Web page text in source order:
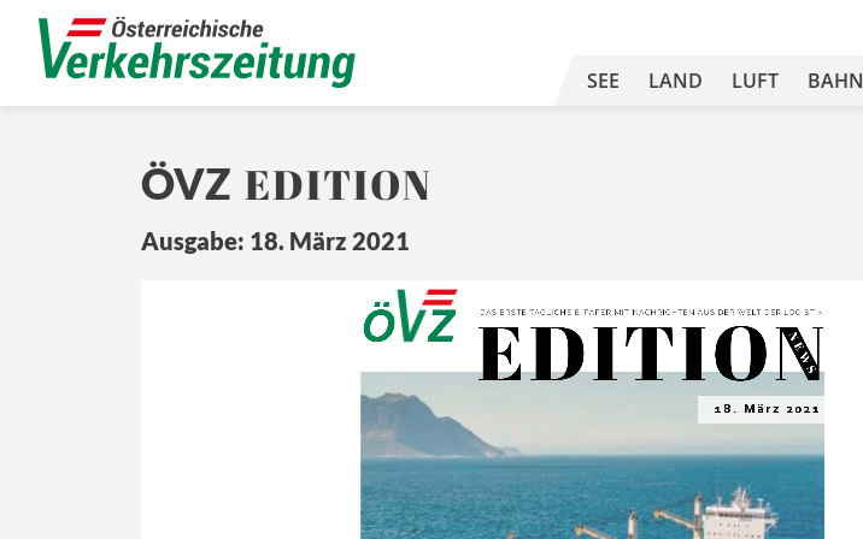
SEE LAND LUFT BAHN
ÖVZ EDITION
Ausgabe: 18. März 2021
Z
Ö EDITION
DAS ERSTE TÄGLICHE E- PAPER MIT NACHRICHTEN A US DER WELT DER L OGISTIK
N E
W S
18. März 2021